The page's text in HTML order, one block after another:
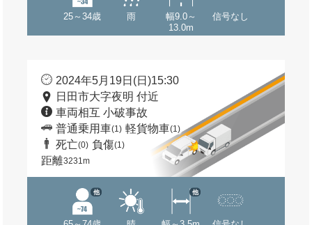
25～34歳 雨
幅9.0～
13.0m
信号なし
2024年5月19日(日)15:30
日田市大字夜明 付近
車両相互 小破事故
普通乗用車(1) 軽貨物車(1)
死亡(0) 負傷(1)
距離3231m
他 他